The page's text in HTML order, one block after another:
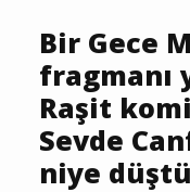
Bir Gece
fragmanı
Raşit
Sevde
niye